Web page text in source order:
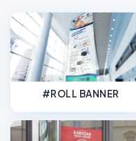
#ROLL BANNER